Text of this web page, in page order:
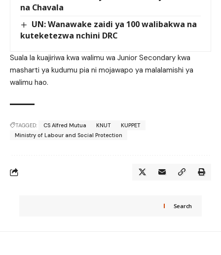
na Chavala
UN: Wanawake zaidi ya 100 walibakwa na
kuteketezwa nchini DRC
Suala la kuajiriwa kwa walimu wa Junior Secondary kwa
masharti ya kudumu pia ni mojawapo ya malalamishi ya
walimu hao.
TAGGED: CS Alfred Mutua KNUT
KUPPET
Ministry of Labour and Social Protection
Search